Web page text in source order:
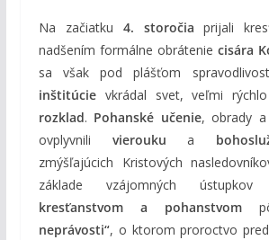
Na začiatku 4. storočia prijali
nadšením formálne obráteniecisára
sa však pod plášťom
inštitúcievkrádal svet, veľmi
rozklad. Pohanské učenie, obrady a
ovplyvnili vierouku a
zmýšľajúcich Kristových
základe vzájomných
kresťanstvom a pohanstvom
neprávosti“, o ktorom proroctvo